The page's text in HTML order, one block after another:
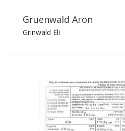
Gruenwald Aron
Grinwald Eli